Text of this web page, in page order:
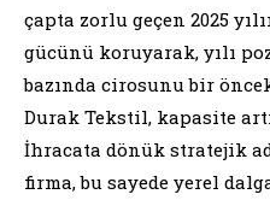
çapta zorlu geçen 2025
gücünü koruyarak, yılı
bazında cirosunu bir
Durak Tekstil, kapasite
İhracata dönük stratejik
firma, bu sayede yerel